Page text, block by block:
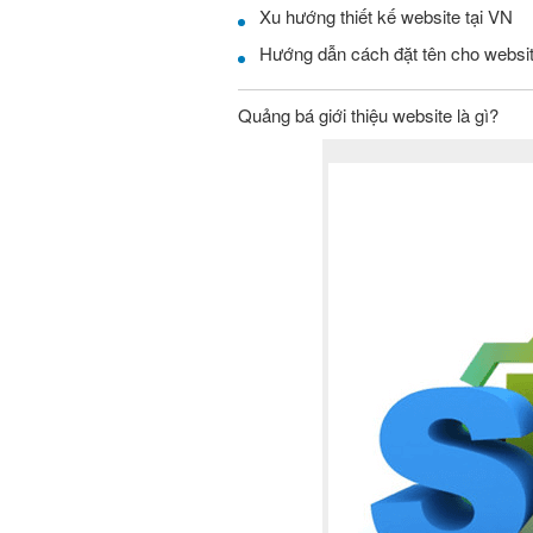
Xu hướng thiết kế website tại VN
Hướng dẫn cách đặt tên cho
Quảng bá giới thiệu website là gì?